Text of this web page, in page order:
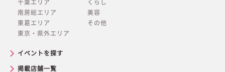
千葉エリア
南房総エリア
東葛エリア
東京・県外エリア
くらし
美容
その他
イベントを探す
掲載店舗一覧